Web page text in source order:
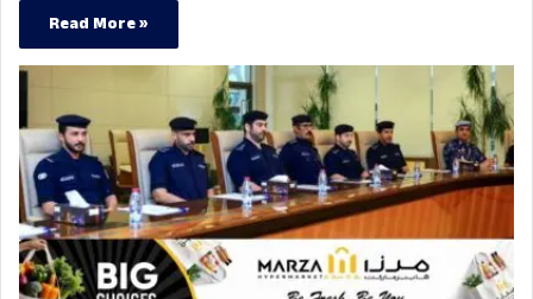
Read More »